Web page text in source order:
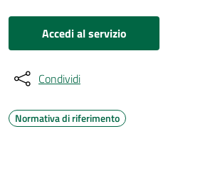
Accedi al servizio
Condividi
Normativa di riferimento